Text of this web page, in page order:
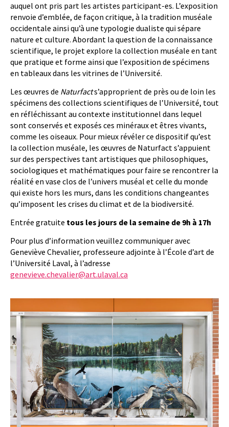
auquel ont pris part les artistes participant-es. L’exposition
renvoie d’emblée, de façon critique, à la tradition muséale
occidentale ainsi qu’à une typologie dualiste qui sépare
nature et culture. Abordant la question de la connaissance
scientifique, le projet explore la collection muséale en tant
que pratique et forme ainsi que l’exposition de spécimens
en tableaux dans les vitrines de l’Université.
Les œuvres de Naturfacts’approprient de près ou de loin les
spécimens des collections scientifiques de l’Université, tout
en réfléchissant au contexte institutionnel dans lequel
sont conservés et exposés ces minéraux et êtres vivants,
comme les oiseaux. Pour mieux révéler ce dispositif qu’est
la collection muséale, les œuvres de Naturfact s’appuient
sur des perspectives tant artistiques que philosophiques,
sociologiques et mathématiques pour faire se rencontrer la
réalité en vase clos de l’univers muséal et celle du monde
qui existe hors les murs, dans les conditions changeantes
qu’imposent les crises du climat et de la biodiversité.
Entrée gratuite tous les jours de la semaine de 9h à 17h
Pour plus d’information veuillez communiquer avec
Geneviève Chevalier, professeure adjointe à l’École d’art de
l’Université Laval, à l’adresse
genevieve.chevalier@art.ulaval.ca